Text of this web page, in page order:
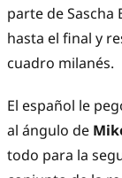
parte de
hasta el final y
cuadro milanés.
El español le
al ángulo de
todo para la